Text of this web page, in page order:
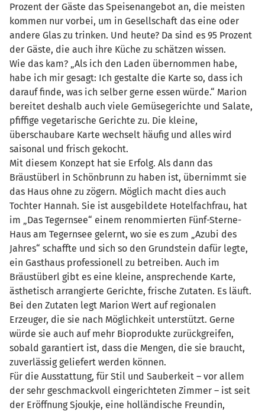
Prozent der Gäste das Speisenangebot an, die meisten
kommen nur vorbei, um in Gesellschaft das eine oder
andere Glas zu trinken. Und heute? Da sind es 95 Prozent
der Gäste, die auch ihre Küche zu schätzen wissen.
Wie das kam? „Als ich den Laden übernommen habe,
habe ich mir gesagt: Ich gestalte die Karte so, dass ich
darauf finde, was ich selber gerne essen würde.“ Marion
bereitet deshalb auch viele Gemüsegerichte und Salate,
pfiffige vegetarische Gerichte zu. Die kleine,
überschaubare Karte wechselt häufig und alles wird
saisonal und frisch gekocht.
Mit diesem Konzept hat sie Erfolg. Als dann das
Bräustüberl in Schönbrunn zu haben ist, übernimmt sie
das Haus ohne zu zögern. Möglich macht dies auch
Tochter Hannah. Sie ist ausgebildete Hotelfachfrau, hat
im „Das Tegernsee“ einem renommierten Fünf-Sterne-
Haus am Tegernsee gelernt, wo sie es zum „Azubi des
Jahres“ schaffte und sich so den Grundstein dafür legte,
ein Gasthaus professionell zu betreiben. Auch im
Bräustüberl gibt es eine kleine, ansprechende Karte,
ästhetisch arrangierte Gerichte, frische Zutaten. Es läuft.
Bei den Zutaten legt Marion Wert auf regionalen
Erzeuger, die sie nach Möglichkeit unterstützt. Gerne
würde sie auch auf mehr Bioprodukte zurückgreifen,
sobald garantiert ist, dass die Mengen, die sie braucht,
zuverlässig geliefert werden können.
Für die Ausstattung, für Stil und Sauberkeit – vor allem
der sehr geschmackvoll eingerichteten Zimmer – ist seit
der Eröffnung Sjoukje, eine holländische Freundin,